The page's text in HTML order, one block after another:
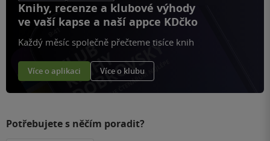
Knihy, recenze a klubové výhody
ve vaší kapse a naší appce KDčko
Každý měsíc společně přečteme tisíce knih
Více o aplikaci Více o klubu
Potřebujete s něčím poradit?